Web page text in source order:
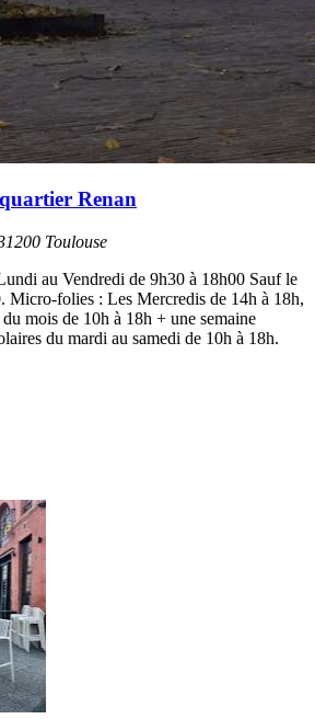
Renan
Toulouse
au Vendredi de 9h30 à 18h00 Sauf le
Micro-folies : Les Mercredis de 14h à 18h,
mois de 10h à 18h + une semaine
du mardi au samedi de 10h à 18h.